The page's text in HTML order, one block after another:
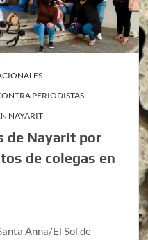
PERIODISTAS
NAYARIT
de Nayarit por
de colegas en
Anna/El Sol de